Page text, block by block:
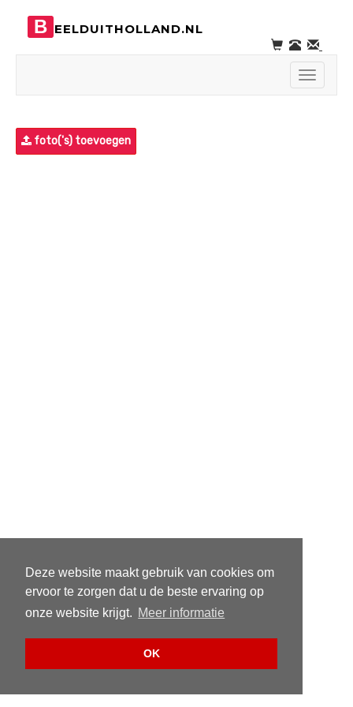
Deze website maakt gebruik van cookies om
ervoor te zorgen dat u de beste ervaring op
onze website krijgt. Meer informatie
OK
B EELDUITHOLLAND.NL
Toggle
foto('s) toevoegen